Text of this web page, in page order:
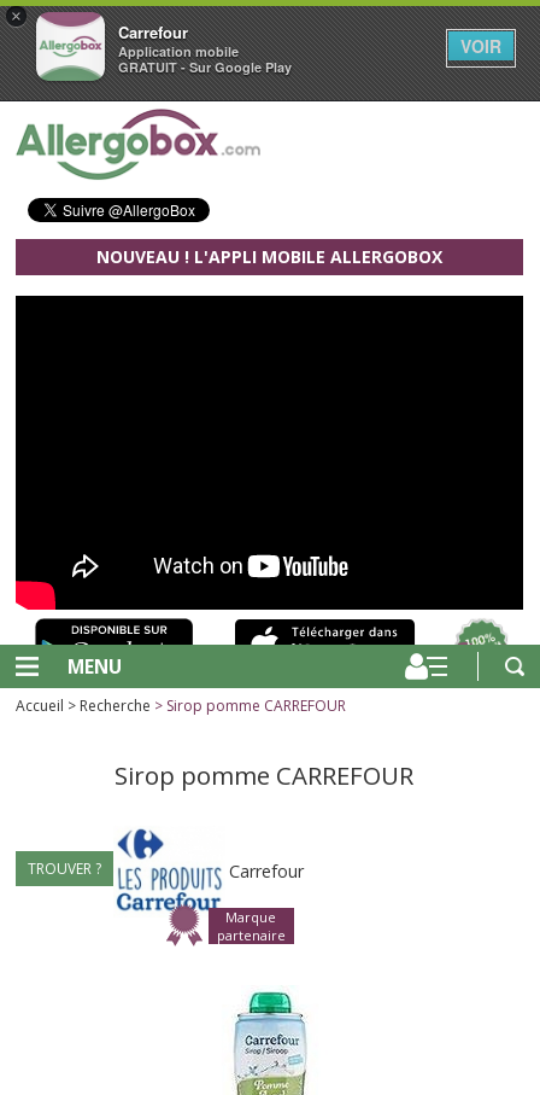
×
Carrefour
Application mobile
GRATUIT - Sur Google Play
VOIR
Aller au contenu principal
NOUVEAU ! L'APPLI MOBILE ALLERGOBOX
MENU
Accueil > Recherche > Sirop pomme CARREFOUR
Sirop pomme CARREFOUR
TROUVER ? Carrefour
Marque
partenaire